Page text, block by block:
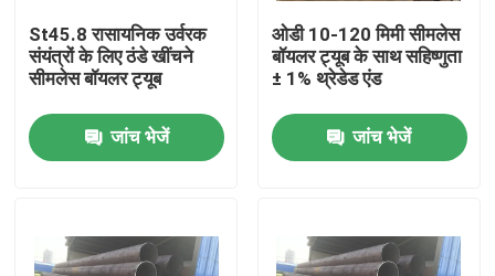
हमारे बारे में
St45.8 रासायनिक उर्वरक
संयंत्रों के लिए ठंडे खींचने
सीमलेस बॉयलर ट्यूब
जांच भेजें
ओडी 10-120 मिमी सीमलेस
बॉयलर ट्यूब के साथ सहिष्णुता
± 1% थ्रेडेड एंड
जांच भेजें